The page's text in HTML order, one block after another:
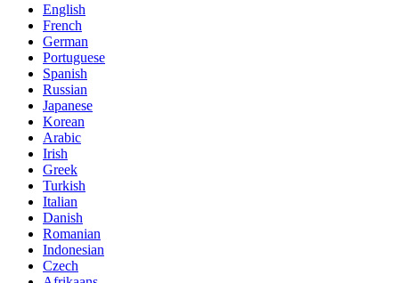
English
French
German
Portuguese
Spanish
Russian
Japanese
Korean
Arabic
Irish
Greek
Turkish
Italian
Danish
Romanian
Indonesian
Czech